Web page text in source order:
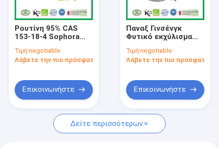
Ρουτίνη 95% CAS
153-18-4 Sophora
Extract NF11
Ρουτίνη σε σκόνη
Τιμή:negotiable
Λάβετε την πιο πρόσφατη τιμή
Επικοινωνήστε
Παναξ Γινσένγκ
Φυτικό εκχύλισμα
κόκκινη Γινσένγκ
Εκχύλισμα σκόνης
Τιμή:negotiable
Λάβετε την πιο πρόσφατη
Επικοινωνήστε
Δείτε περισσότερων